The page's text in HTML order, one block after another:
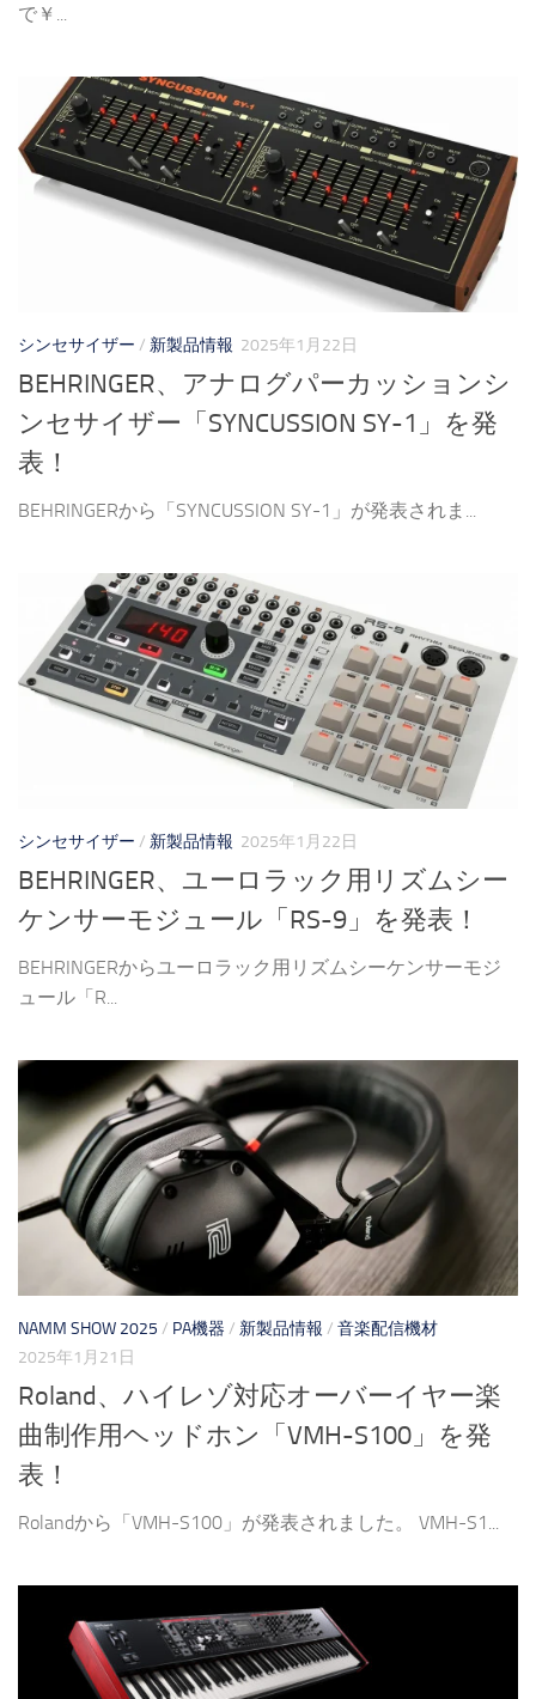
で￥...
シンセサイザー / 新製品情報 2025年1月22日
BEHRINGER、アナログパーカッションシ
ンセサイザー「SYNCUSSION SY-1」を発
表！
BEHRINGERから「SYNCUSSION SY-1」が発表されま...
シンセサイザー / 新製品情報 2025年1月22日
BEHRINGER、ユーロラック用リズムシー
ケンサーモジュール「RS-9」を発表！
BEHRINGERからユーロラック用リズムシーケンサーモジ
ュール「R...
NAMM SHOW 2025 / PA機器 / 新製品情報 / 音楽配信機材
2025年1月21日
Roland、ハイレゾ対応オーバーイヤー楽
曲制作用ヘッドホン「VMH-S100」を発
表！
Rolandから「VMH-S100」が発表されました。 VMH-S1...